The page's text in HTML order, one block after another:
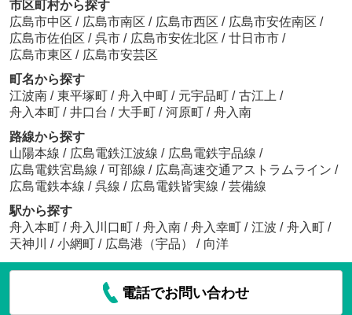
市区町村から探す
広島市中区 / 広島市南区 / 広島市西区 / 広島市安佐南区 /
広島市佐伯区 / 呉市 / 広島市安佐北区 / 廿日市市 /
広島市東区 / 広島市安芸区
町名から探す
江波南 / 東平塚町 / 舟入中町 / 元宇品町 / 古江上 /
舟入本町 / 井口台 / 大手町 / 河原町 / 舟入南
路線から探す
山陽本線 / 広島電鉄江波線 / 広島電鉄宇品線 /
広島電鉄宮島線 / 可部線 / 広島高速交通アストラムライン /
広島電鉄本線 / 呉線 / 広島電鉄皆実線 / 芸備線
駅から探す
舟入本町 / 舟入川口町 / 舟入南 / 舟入幸町 / 江波 / 舟入町 /
天神川
/ 小網町 / 広島港（宇品） / 向洋
電話でお問い合わせ